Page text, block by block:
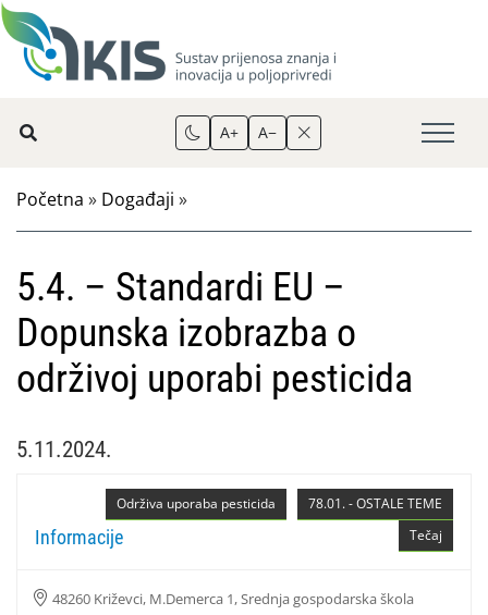
A+ A−
Početna » Događaji »
5.4. – Standardi EU –
Dopunska izobrazba o
održivoj uporabi pesticida
5.11.2024.
78.01. - OSTALE TEME
Održiva uporaba pesticida
Tečaj
Informacije
48260 Križevci, M.Demerca 1, Srednja gospodarska škola